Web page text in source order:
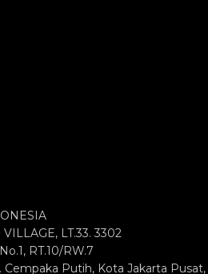
LT.33. 3302
RT.10/RW.7
Putih, Kota Jakarta Pusat,